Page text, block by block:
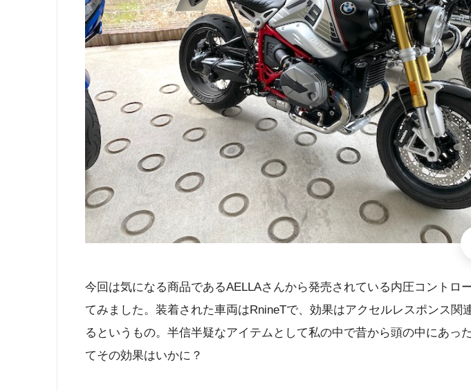
今回は気になる商品であるAELLAさんから発売されている内圧コントロ
てみました。装着された車両はRnineTで、効果はアクセルレスポンス関
るというもの。半信半疑なアイテムとして私の中で昔から頭の中にあっ
てその効果はいかに？